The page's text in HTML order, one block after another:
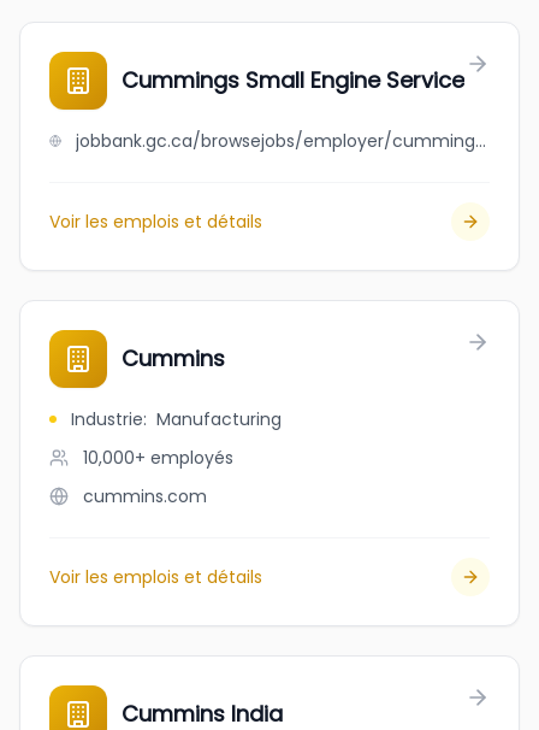
Cummings Small Engine Service
jobbank.gc.ca/browsejobs/employer/cummings+small+engine+service/ca
Voir les emplois et détails
Cummins
Industrie: Manufacturing
10,000+ employés
cummins.com
Voir les emplois et détails
Cummins India